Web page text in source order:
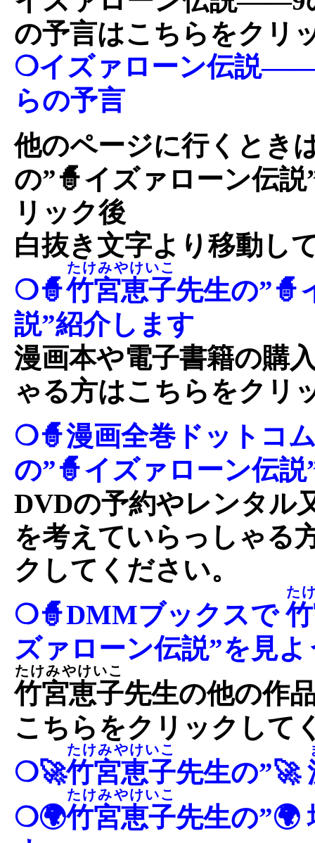
の予言はこちらをクリ
❍イズァローン伝説
らの予言
他のページに行くとき
の”🧙イズァローン伝
リック後
白抜き文字より移動し
❍🧙竹宮恵子
たけみやけいこ
先生の”🧙
説”紹介します
漫画本や電子書籍の購
ゃる方はこちらをクリ
❍🧙漫画全巻ドットコ
の”🧙イズァローン伝説
DVDの予約やレンタル
を考えていらっしゃる
クしてください。
❍🧙DMMブックスで
た
ズァローン伝説”を見よ
竹宮恵子
たけみやけいこ
先生の他の作
こちらをクリックして
❍🚀竹宮恵子
たけみやけいこ
先生の”🚀
❍🌍竹宮恵子
たけみやけいこ
先生の”🌍